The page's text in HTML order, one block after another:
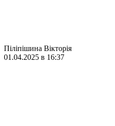
Піліпішина Вікторія
01.04.2025 в 16:37